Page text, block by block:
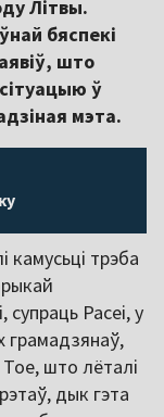
Літвы.
бяспекі
што
ў
мэта.
камусьці трэба
супраць Расеі, у
грамадзянаў,
што лёталі
дык гэта